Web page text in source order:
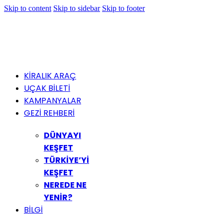
Skip to content Skip to sidebar Skip to footer
KİRALIK ARAÇ
UÇAK BİLETİ
KAMPANYALAR
GEZİ REHBERİ
DÜNYAYI
KEŞFET
TÜRKİYE’Yİ
KEŞFET
NEREDE NE
YENİR?
BİLGİ